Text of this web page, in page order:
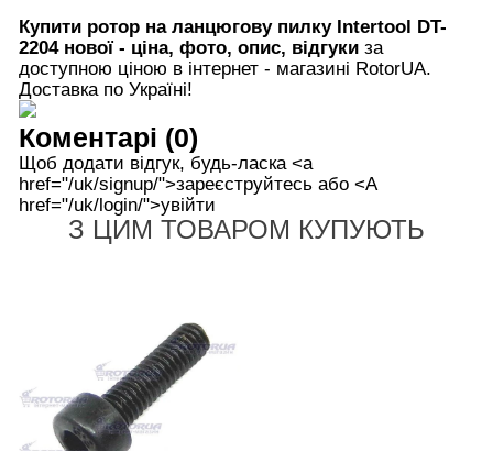
Купити ротор на ланцюгову пилку Intertool DT-
2204 нової - ціна, фото, опис, відгуки за
доступною ціною в інтернет - магазині RotorUA.
Доставка по Україні!
Коментарі (0)
Щоб додати відгук, будь-ласка <а
href="/uk/signup/">зареєструйтесь або <А
href="/uk/login/">увійти
З ЦИМ ТОВАРОМ КУПУЮТЬ